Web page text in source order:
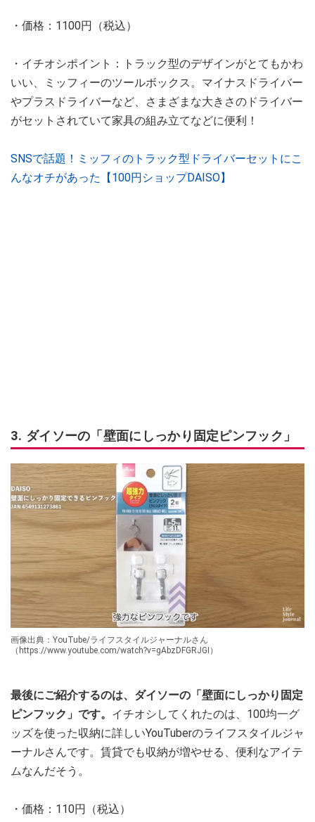
・価格：1100円（税込）
・イチオシポイント：トラック型のデザインがとてもかわ
いい、ミッフィーのツールボックス。マイナスドライバー
やプラスドライバーなど、さまざまな大きさのドライバー
がセットされていて家具の組み立てなどに便利！
SNSで話題！ミッフィのトラック型ドライバーセットにこ
んなオチがあった【100円ショップDAISO】
3. ダイソーの「壁面にしっかり固定ピンフック」
画像出典：YouTube/ライフスタイルジャーナルさん
（https://www.youtube.com/watch?v=gAbzDFGRJGI）
最後にご紹介するのは、ダイソーの「壁面にしっかり固定
ピンフック」です。 イチオシしてくれたのは、100均一グ
ッズを使った収納に詳しいYouTuberのライフスタイルジャ
ーナルさんです。賃貸でも収納が増やせる、便利なアイテ
ムなんだそう。
・価格：110円（税込）